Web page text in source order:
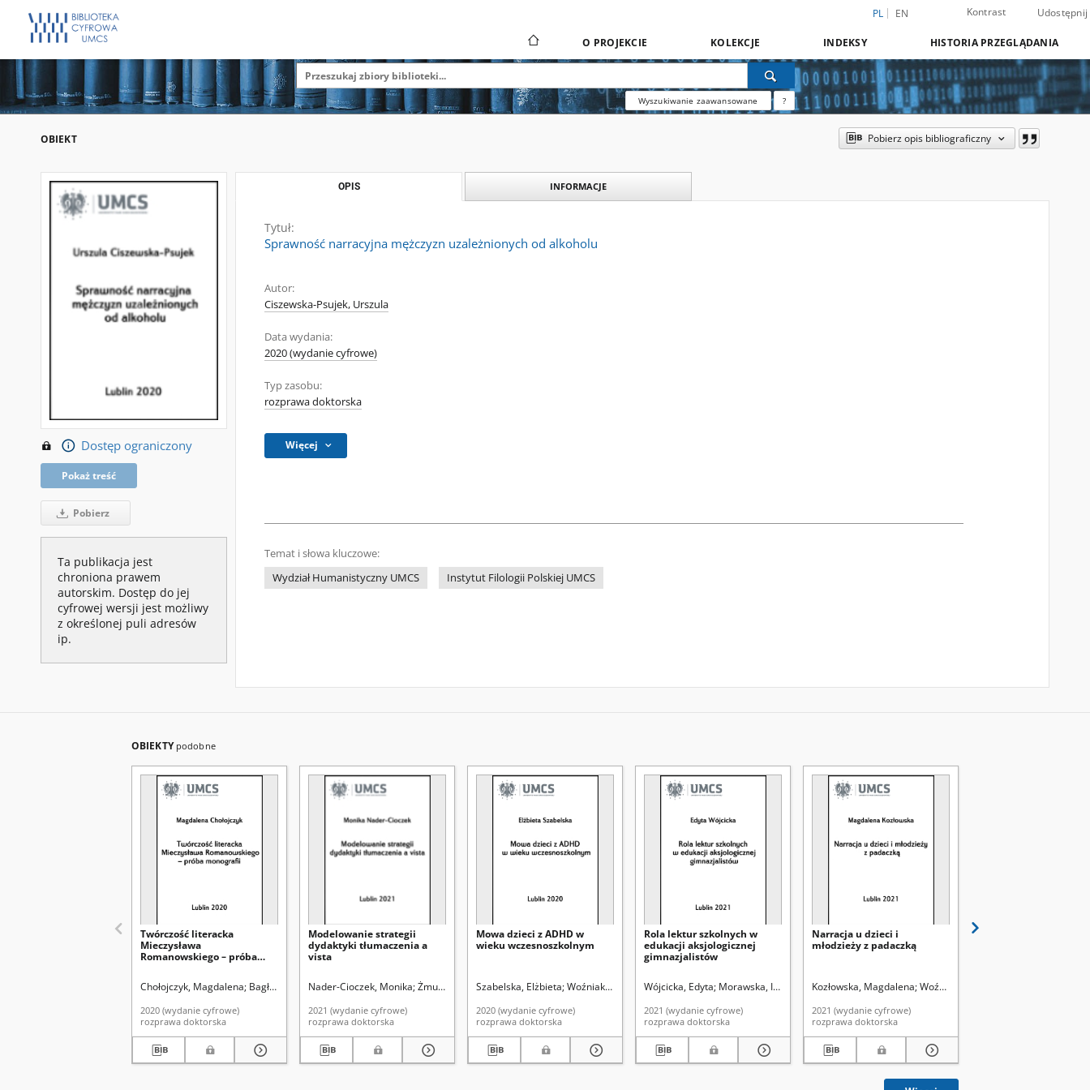
PL EN Kontrast Udostępnij
O PROJEKCIE KOLEKCJE INDEKSY HISTORIA PRZEGLĄDANIA
Wyszukiwanie zaawansowane ?
OBIEKT Pobierz opis bibliograficzny
Dostęp ograniczony
Pokaż treść
Pobierz
Ta publikacja jest
chroniona prawem
autorskim. Dostęp do jej
cyfrowej wersji jest możliwy
z określonej puli adresów
ip.
OPIS INFORMACJE
Tytuł:
Sprawność narracyjna mężczyzn uzależnionych od alkoholu
Autor:
Ciszewska-Psujek, Urszula
Data wydania:
2020 (wydanie cyfrowe)
Typ zasobu:
rozprawa doktorska
Więcej
Temat i słowa kluczowe:
Wydział Humanistyczny UMCS
Instytut Filologii Polskiej UMCS
OBIEKTY podobne
Twórczość literacka
Mieczysława
Romanowskiego – próba
Chołojczyk, Magdalena Bagłajewski, Arkadiusz. Promotor
2020 (wydanie cyfrowe)
rozprawa doktorska
Modelowanie strategii
dydaktyki tłumaczenia a
vista
Nader-Cioczek, Monika Żmudzki, Jerzy. Promotor
2021 (wydanie cyfrowe)
rozprawa doktorska
Mowa dzieci z ADHD w
wieku wczesnoszkolnym
Szabelska, Elżbieta Woźniak, Tomasz. Promotor
2020 (wydanie cyfrowe)
rozprawa doktorska
Rola lektur szkolnych w
edukacji aksjologicznej
gimnazjalistów
Wójcicka, Edyta Morawska, Iwona. Promotor
2021 (wydanie cyfrowe)
rozprawa doktorska
Narracja u dzieci i
młodzieży z padaczką
Kozłowska, Magdalena Woźniak, Tomasz. Promotor
2021 (wydanie cyfrowe)
rozprawa doktorska